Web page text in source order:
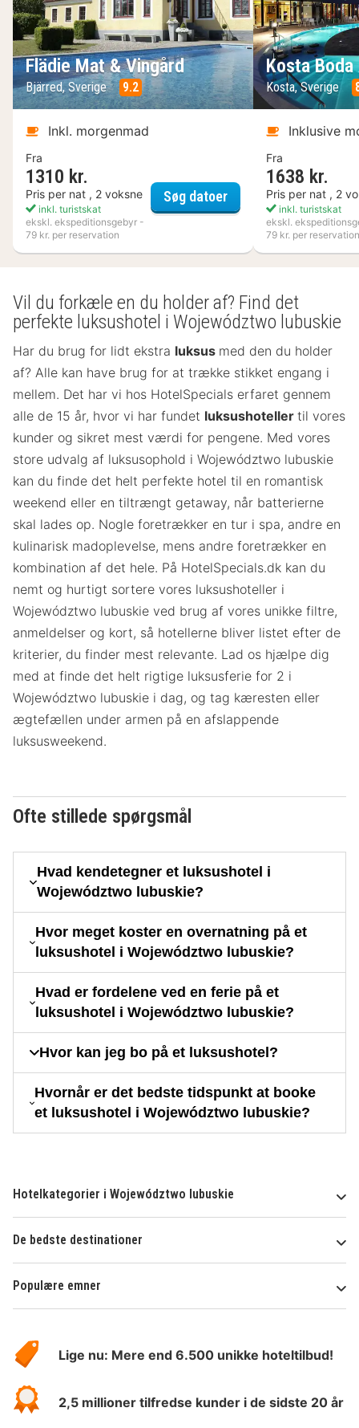
Flädie Mat & Vingård
Bjärred, Sverige 9.2
Inkl. morgenmad
Fra
1310 kr.
Pris per nat , 2 voksne
inkl. turistskat
ekskl. ekspeditionsgebyr -
79 kr. per reservation
Søg datoerFlädie Mat & Vingård
Kosta
Kosta, Sverige
Inklusive
Fra
1638 kr.
Pris per nat , 2
inkl. turistskat
ekskl.
79 kr. per reservation
Vil du forkæle en du holder af? Find det
perfekte luksushotel i Województwo lubuskie
Har du brug for lidt ekstra luksus med den du holder
af? Alle kan have brug for at trække stikket engang i
mellem. Det har vi hos HotelSpecials erfaret gennem
alle de 15 år, hvor vi har fundet luksushoteller til vores
kunder og sikret mest værdi for pengene. Med vores
store udvalg af luksusophold i Województwo lubuskie
kan du finde det helt perfekte hotel til en romantisk
weekend eller en tiltrængt getaway, når batterierne
skal lades op. Nogle foretrækker en tur i spa, andre en
kulinarisk madoplevelse, mens andre foretrækker en
kombination af det hele. På HotelSpecials.dk kan du
nemt og hurtigt sortere vores luksushoteller i
Województwo lubuskie ved brug af vores unikke filtre,
anmeldelser og kort, så hotellerne bliver listet efter de
kriterier, du finder mest relevante. Lad os hjælpe dig
med at finde det helt rigtige luksusferie for 2 i
Województwo lubuskie i dag, og tag kæresten eller
ægtefællen under armen på en afslappende
luksusweekend.
Ofte stillede spørgsmål
Hvad kendetegner et luksushotel i
Województwo lubuskie?
Hvor meget koster en overnatning på et
luksushotel i Województwo lubuskie?
Hvad er fordelene ved en ferie på et
luksushotel i Województwo lubuskie?
Hvor kan jeg bo på et luksushotel?
Hvornår er det bedste tidspunkt at booke
et luksushotel i Województwo lubuskie?
Hotelkategorier i Województwo lubuskie
De bedste destinationer
Populære emner
HotelSpecials
Lige nu: Mere end 6.500 unikke hoteltilbud!
2,5 millioner tilfredse kunder i de sidste 20 år